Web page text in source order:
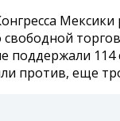
поддержали 114
против, еще